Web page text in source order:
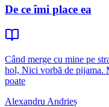
De ce îmi place ea
Când merge cu mine pe
hol, Nici vorbă de pijama.
poate
Alexandru Andrieș